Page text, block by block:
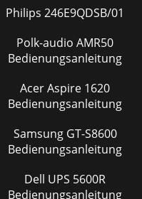
Philips 246E9QDSB/01
Polk-audio AMR50
Bedienungsanleitung
Acer Aspire 1620
Bedienungsanleitung
Samsung GT-S8600
Bedienungsanleitung
Dell UPS 5600R
Bedienungsanleitung